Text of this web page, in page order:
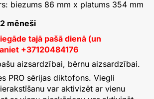
biezums 86 mm x platums 354 mm
mēneši
tajā pašā dienā (un
+37120484176
aizsardzībai, bērnu aizsardzībai.
PRO sērijas diktofons. Viegli
var aktivizēt ar vienu